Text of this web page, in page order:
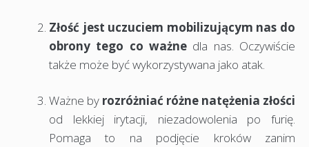
Złość jest uczuciem mobilizującym nas do
obrony tego co ważne dla nas. Oczywiście
także może być wykorzystywana jako atak.
Ważne by rozróżniać różne natężenia złości
od lekkiej irytacji, niezadowolenia po furię.
Pomaga to na podjęcie kroków zanim